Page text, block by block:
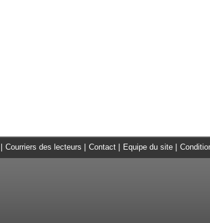
Courriers des lecteurs Contact Equipe du site